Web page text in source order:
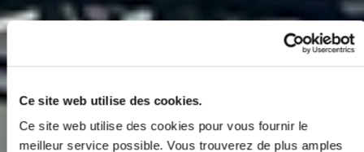
Ce site web utilise des cookies.
Ce site web utilise des cookies pour vous fournir le
meilleur service possible. Vous trouverez de plus amples